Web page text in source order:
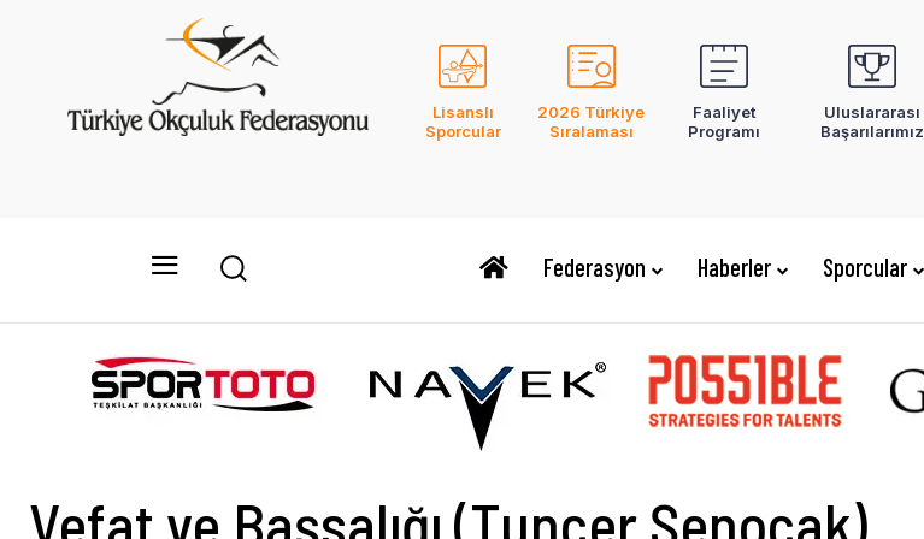
Lisanslı
Sporcular
2026 Türkiye
Sıralaması
Faaliyet
Programı
Uluslararası
Başarılarımız
Federasyon Haberler Sporcular
Vefat ve Başsalığı (Tuncer Şenocak)